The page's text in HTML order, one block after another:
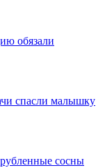
обязали
спасли малышку
сосны